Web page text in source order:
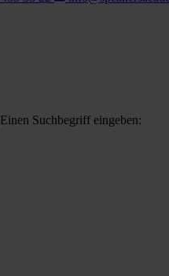
Einen Suchbegriff eingeben: